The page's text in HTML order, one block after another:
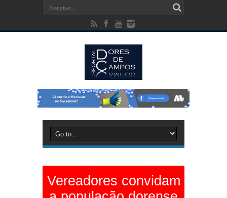
Vereadores convidam